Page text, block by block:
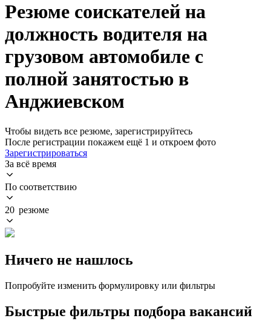
Резюме соискателей на
должность водителя на
грузовом автомобиле с
полной занятостью в
Анджиевском
Чтобы видеть все резюме, зарегистрируйтесь
После регистрации покажем ещё 1 и откроем фото
Зарегистрироваться
За всё время
По соответствию
20 резюме
Ничего не нашлось
Попробуйте изменить формулировку или фильтры
Быстрые фильтры подбора вакансий